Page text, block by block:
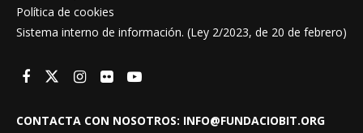
Política de cookies
Sistema interno de información. (Ley 2/2023, de 20 de febrero)
CONTACTA CON NOSOTROS: INFO@FUNDACIOBIT.ORG